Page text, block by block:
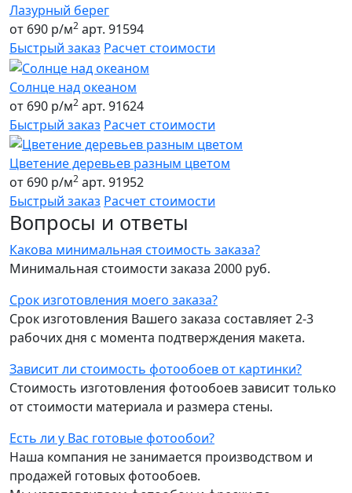
Лазурный берег
от 690 р/м2 арт. 91594
Быстрый заказ Расчет стоимости
Солнце над океаном
от 690 р/м2 арт. 91624
Быстрый заказ Расчет стоимости
Цветение деревьев разным цветом
от 690 р/м2 арт. 91952
Быстрый заказ Расчет стоимости
Вопросы и ответы
Какова минимальная стоимость заказа?
Минимальная стоимости заказа 2000 руб.
Срок изготовления моего заказа?
Срок изготовления Вашего заказа составляет 2-3
рабочих дня с момента подтверждения макета.
Зависит ли стоимость фотообоев от картинки?
Стоимость изготовления фотообоев зависит только
от стоимости материала и размера стены.
Есть ли у Вас готовые фотообои?
Наша компания не занимается производством и
продажей готовых фотообоев.